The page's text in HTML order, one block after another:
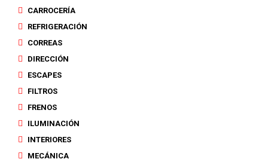
CARROCERÍA
REFRIGERACIÓN
CORREAS
DIRECCIÓN
ESCAPES
FILTROS
FRENOS
ILUMINACIÓN
INTERIORES
MECÁNICA